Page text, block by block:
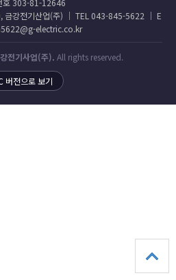
호 303-81-12646
금강전기산업(주) │ TEL 043-845-5622 │ E
electric.co.kr
전기사업(주). All rights reserved.
버전으로 보기